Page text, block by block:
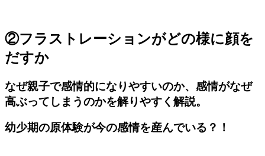
②フラストレーションがどの様に顔を
だすか
なぜ親子で感情的になりやすいのか、感情がなぜ
高ぶってしまうのかを解りやすく解説。
幼少期の原体験が今の感情を産んでいる？！